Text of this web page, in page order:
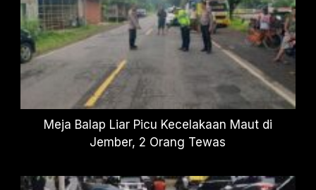
Meja Balap Liar Picu Kecelakaan Maut di
Jember, 2 Orang Tewas